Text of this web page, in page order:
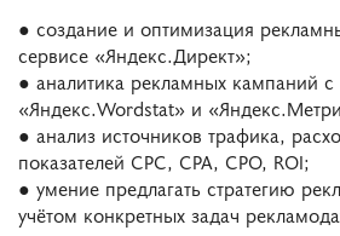
● создание и оптимизация
сервисе «Яндекс.Директ»;
● аналитика рекламных кампаний
«Яндекс.Wordstat» и
● анализ источников трафика,
показателей CPC, CPA, CPO, ROI;
● умение предлагать стратегию
учётом конкретных задач